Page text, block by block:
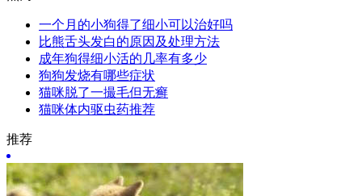
一个月的小狗得了细小可以治好吗
比熊舌头发白的原因及处理方法
成年狗得细小活的几率有多少
狗狗发烧有哪些症状
猫咪脱了一撮毛但无癣
猫咪体内驱虫药推荐
推荐